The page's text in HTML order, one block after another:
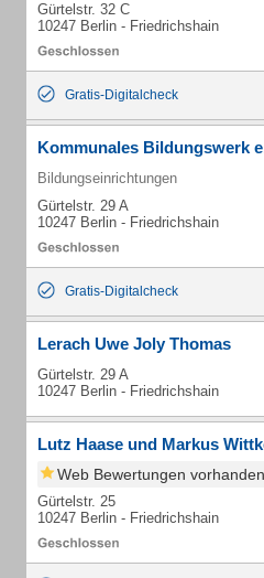
Gürtelstr. 32 C
10247 Berlin - Friedrichshain
Gratis-Digitalcheck
Kommunales Bildungswerk
Bildungseinrichtungen
Gürtelstr. 29 A
10247 Berlin - Friedrichshain
Gratis-Digitalcheck
Lerach Uwe Joly Thomas
Gürtelstr. 29 A
10247 Berlin - Friedrichshain
Lutz Haase und Markus
Web Bewertungen vorhanden
Gürtelstr. 25
10247 Berlin - Friedrichshain